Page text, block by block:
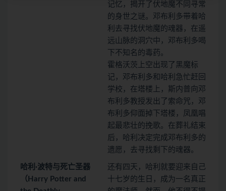
记忆，揭开了伏地魔不同寻常
的身世之谜。邓布利多带着哈
利去寻找伏地魔的魂器，在遥
远山脉的洞穴中，邓布利多喝
下不知名的毒药。
霍格沃茨上空出现了黑魔标
记，邓布利多和哈利急忙赶回
学校，在塔楼上，斯内普向邓
布利多教授发出了索命咒，邓
布利多仰面掉下塔楼，凤凰唱
起最悲壮的挽歌。在葬礼结束
后，哈利决定完成邓布利多的
遗愿，去寻找剩下的魂器。
哈利·波特与死亡圣器
（Harry Potter and
还有四天，哈利就要迎来自己
十七岁的生日，成为一名真正